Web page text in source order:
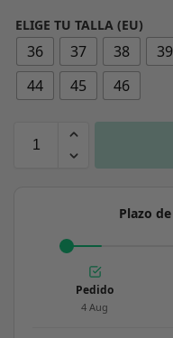
ELIGE TU TALLA (EU)
36 37 38 39
44
45 46
Plazo
Pedido
4 Aug